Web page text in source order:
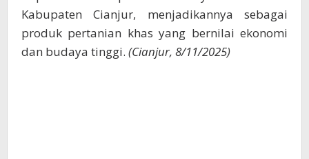
Kabupaten Cianjur, menjadikannya sebagai
produk pertanian khas yang bernilai ekonomi
dan budaya tinggi. (Cianjur, 8/11/2025)